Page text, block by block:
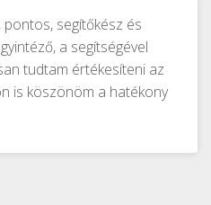
pontos, segítőkész és
a segítségével
tudtam értékesíteni az
is köszönöm a hatékony